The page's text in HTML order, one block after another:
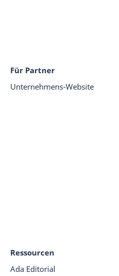
Für Partner
Unternehmens-Website
Ressourcen
Ada Editorial